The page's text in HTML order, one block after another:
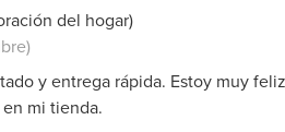
del hogar)
y entrega rápida. Estoy muy
mi tienda.